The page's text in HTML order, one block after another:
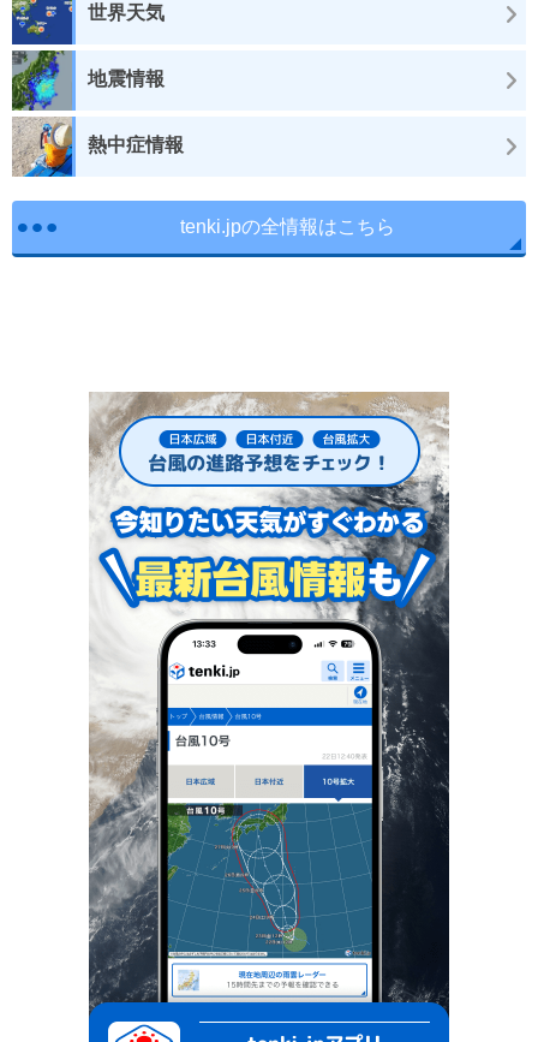
世界天気
地震情報
熱中症情報
tenki.jpの全情報はこちら